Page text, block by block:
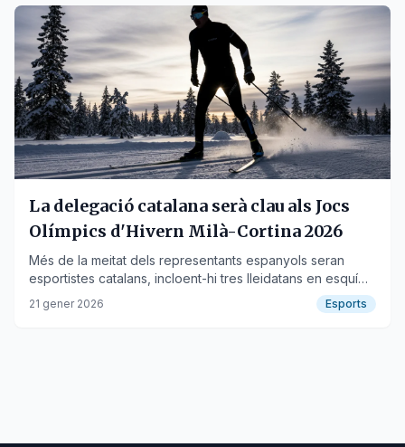
La delegació catalana serà clau als Jocs
Olímpics d'Hivern Milà-Cortina 2026
Més de la meitat dels representants espanyols seran
esportistes catalans, incloent-hi tres lleidatans en esquí
de fons.
21 gener 2026 Esports